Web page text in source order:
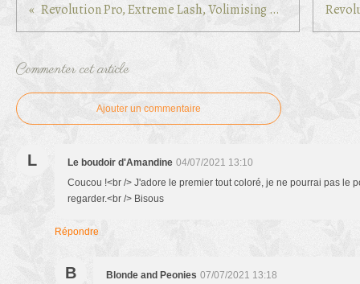
Revolution Pro, Extreme Lash, Volimising Mascara
Commenter cet article
Ajouter un commentaire
L Le boudoir d'Amandine 04/07/2021 13:10
Coucou !<br /> J'adore le premier tout coloré, je ne pourrai pas le
regarder.<br /> Bisous
Répondre
B Blonde and Peonies 07/07/2021 13:18